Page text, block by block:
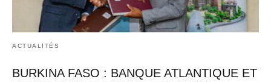
ACTUALITÉS
BURKINA FASO : BANQUE ATLANTIQUE ET